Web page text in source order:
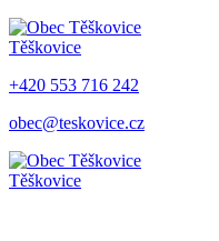
Těškovice
+420 553 716 242
obec@teskovice.cz
Těškovice